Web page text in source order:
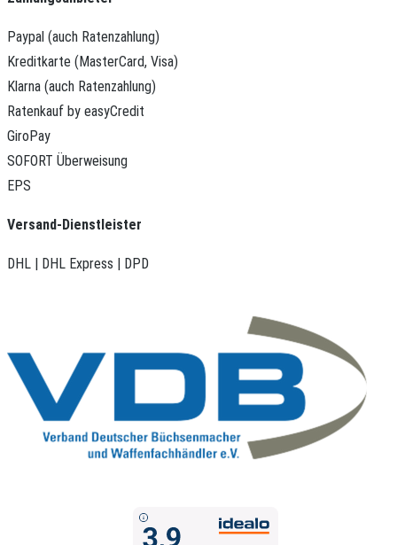
Paypal (auch Ratenzahlung)
Kreditkarte (MasterCard, Visa)
Klarna (auch Ratenzahlung)
Ratenkauf by easyCredit
GiroPay
SOFORT Überweisung
EPS
Versand-Dienstleister
DHL | DHL Express | DPD